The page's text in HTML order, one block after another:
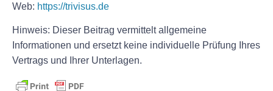
Web: https://trivisus.de
Hinweis: Dieser Beitrag vermittelt allgemeine
Informationen und ersetzt keine individuelle Prüfung Ihres
Vertrags und Ihrer Unterlagen.